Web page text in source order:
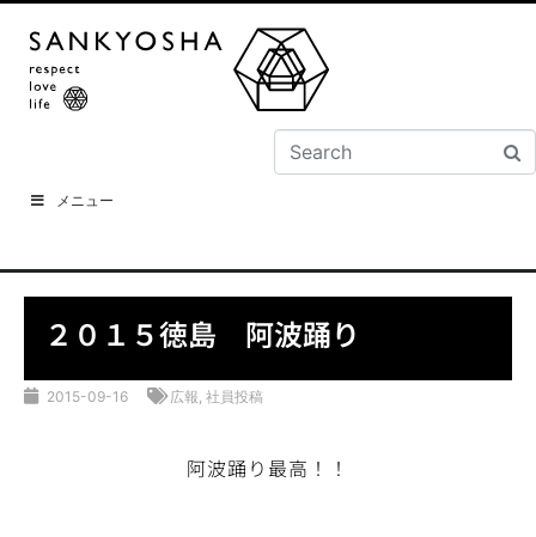
メニュー
２０１５徳島 阿波踊り
2015-09-16 広報, 社員投稿
阿波踊り最高！！